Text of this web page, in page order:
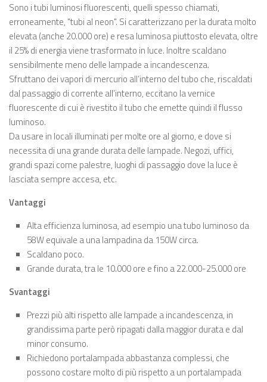
Sono i tubi luminosi fluorescenti, quelli spesso chiamati,
erroneamente, "tubi al neon". Si caratterizzano per la durata molto
elevata (anche 20.000 ore) e resa luminosa piuttosto elevata, oltre
il 25% di energia viene trasformato in luce. Inoltre scaldano
sensibilmente meno delle lampade a incandescenza.
Sfruttano dei vapori di mercurio all’interno del tubo che, riscaldati
dal passaggio di corrente all’interno, eccitano la vernice
fluorescente di cui è rivestito il tubo che emette quindi il flusso
luminoso.
Da usare in locali illuminati per molte ore al giorno, e dove si
necessita di una grande durata delle lampade. Negozi, uffici,
grandi spazi come palestre, luoghi di passaggio dove la luce è
lasciata sempre accesa, etc.
Vantaggi
Alta efficienza luminosa, ad esempio una tubo luminoso da
58W equivale a una lampadina da 150W circa.
Scaldano poco.
Grande durata, tra le 10.000 ore e fino a 22.000-25.000 ore
Svantaggi
Prezzi più alti rispetto alle lampade a incandescenza, in
grandissima parte però ripagati dalla maggior durata e dal
minor consumo.
Richiedono portalampada abbastanza complessi, che
possono costare molto di più rispetto a un portalampada